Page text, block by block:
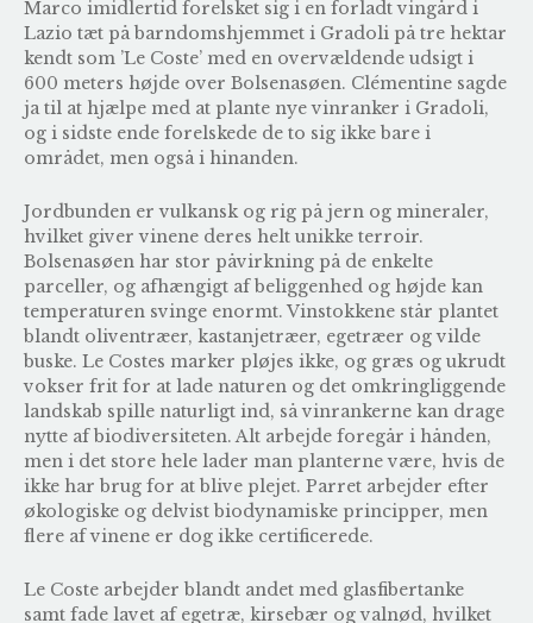
Marco imidlertid forelsket sig i en forladt vingård i
Lazio tæt på barndomshjemmet i Gradoli på tre hektar
kendt som ’Le Coste’ med en overvældende udsigt i
600 meters højde over Bolsenasøen. Clémentine sagde
ja til at hjælpe med at plante nye vinranker i Gradoli,
og i sidste ende forelskede de to sig ikke bare i
området, men også i hinanden.
Jordbunden er vulkansk og rig på jern og mineraler,
hvilket giver vinene deres helt unikke terroir.
Bolsenasøen har stor påvirkning på de enkelte
parceller, og afhængigt af beliggenhed og højde kan
temperaturen svinge enormt. Vinstokkene står plantet
blandt oliventræer, kastanjetræer, egetræer og vilde
buske. Le Costes marker pløjes ikke, og græs og ukrudt
vokser frit for at lade naturen og det omkringliggende
landskab spille naturligt ind, så vinrankerne kan drage
nytte af biodiversiteten. Alt arbejde foregår i hånden,
men i det store hele lader man planterne være, hvis de
ikke har brug for at blive plejet. Parret arbejder efter
økologiske og delvist biodynamiske principper, men
flere af vinene er dog ikke certificerede.
Le Coste arbejder blandt andet med glasfibertanke
samt fade lavet af egetræ, kirsebær og valnød, hvilket